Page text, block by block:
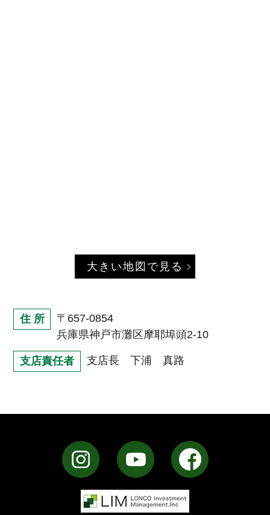
大きい地図で見る
住 所
〒657-0854
兵庫県神戸市灘区摩耶埠頭2-10
支店責任者 支店長 下浦 真路